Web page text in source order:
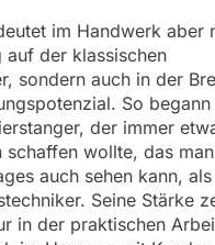
im Handwerk aber
auf der klassischen
sondern auch in der
So begann
der immer
schaffen wollte, das
auch sehen kann, als
Seine Stärke
in der praktischen